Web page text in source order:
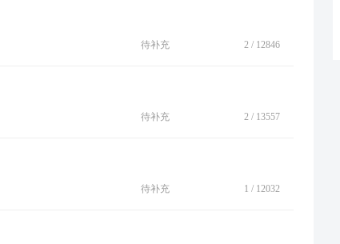
待补充 2 / 12846
待补充 2 / 13557
待补充 1 / 12032